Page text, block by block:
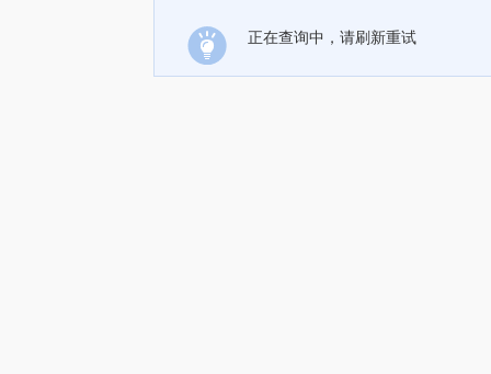
正在查询中，请刷新重试